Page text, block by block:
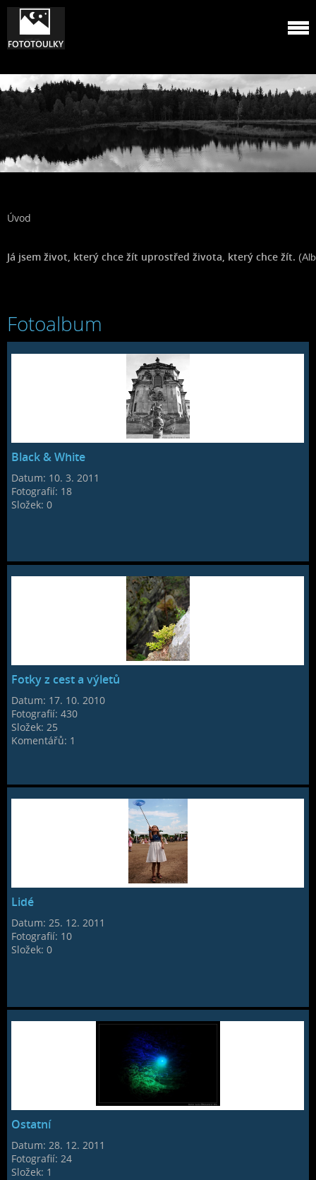
Úvod
Já jsem život, který chce žít uprostřed života, který chce žít.
Fotoalbum
Black & White
Datum: 10. 3. 2011
Fotografií: 18
Složek:0
Fotky z cest a výletů
Datum: 17. 10. 2010
Fotografií:430
Složek:25
Komentářů: 1
Lidé
Datum:25. 12. 2011
Fotografií: 10
Složek:0
Ostatní
Datum:28. 12. 2011
Fotografií:24
Složek: 1